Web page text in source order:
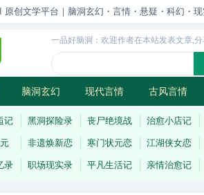
原创文学平台｜脑洞玄幻・言情・悬疑・科幻・
一品好脑洞：欢迎作者在本站发表文章,
脑洞玄幻 现代言情 古风言情
湖 灵异志怪 连载
记 黑洞探险录 丧尸绝境战 治愈小店记
非遗焕新恋 寒门状元恋 江湖侠女恋
录 职场现实录 平凡生活记 亲情治愈记